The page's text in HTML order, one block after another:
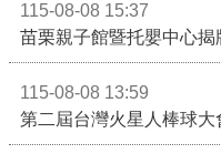
115-08-08 15:37
115-08-08 13:59